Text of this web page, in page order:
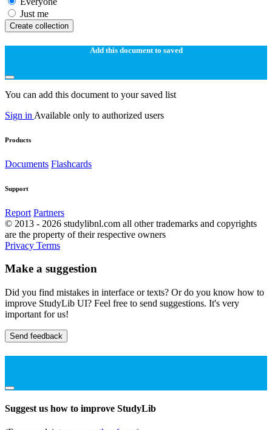
Just me
Create collection
Add this document to saved
You can add this document to your saved list
Sign in Available only to authorized users
Products
Documents Flashcards
Support
Report Partners
© 2013 - 2026 studylibnl.com all other trademarks and copyrights
are the property of their respective owners
Privacy Terms
Make a suggestion
Did you find mistakes in interface or texts? Or do you know how to
improve StudyLib UI? Feel free to send suggestions. It's very
important for us!
Send feedback
Suggest us how to improve StudyLib